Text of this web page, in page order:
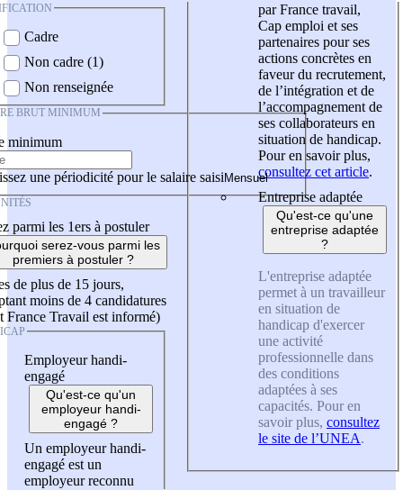
Cadre
Non cadre (1)
Non renseignée
BRUT MINIMUM
minimum
une périodicité pour le salaire saisi
parmi les 1ers à postuler
serez-vous parmi les
premiers à postuler ?
de plus de 15 jours,
moins de 4 candidatures
France Travail est informé)
Employeur handi-
engagé
Qu'est-ce qu'un
employeur handi-
engagé ?
Un employeur handi-
engagé est un
employeur reconnu
par France travail,
Cap emploi et ses
partenaires pour ses
actions concrètes en
faveur du recrutement,
de l’intégration et de
l’accompagnement de
ses collaborateurs en
situation de handicap.
Pour en savoir plus,
consultez cet article.
Entreprise adaptée
Qu'est-ce qu'une
entreprise adaptée
?
L'entreprise adaptée
permet à un travailleur
en situation de
handicap d'exercer
une activité
professionnelle dans
des conditions
adaptées à ses
capacités. Pour en
savoir plus, consultez
le site de l’UNEA.